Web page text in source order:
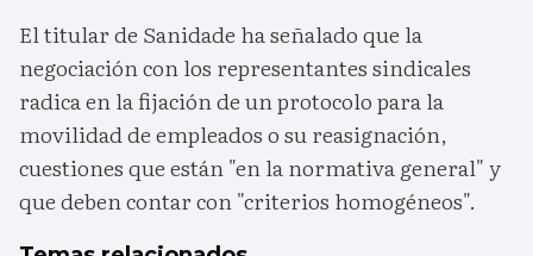
El titular de Sanidade ha señalado que la
negociación con los representantes sindicales
radica en la fijación de un protocolo para la
movilidad de empleados o su reasignación,
cuestiones que están "en la normativa general" y
que deben contar con "criterios homogéneos".